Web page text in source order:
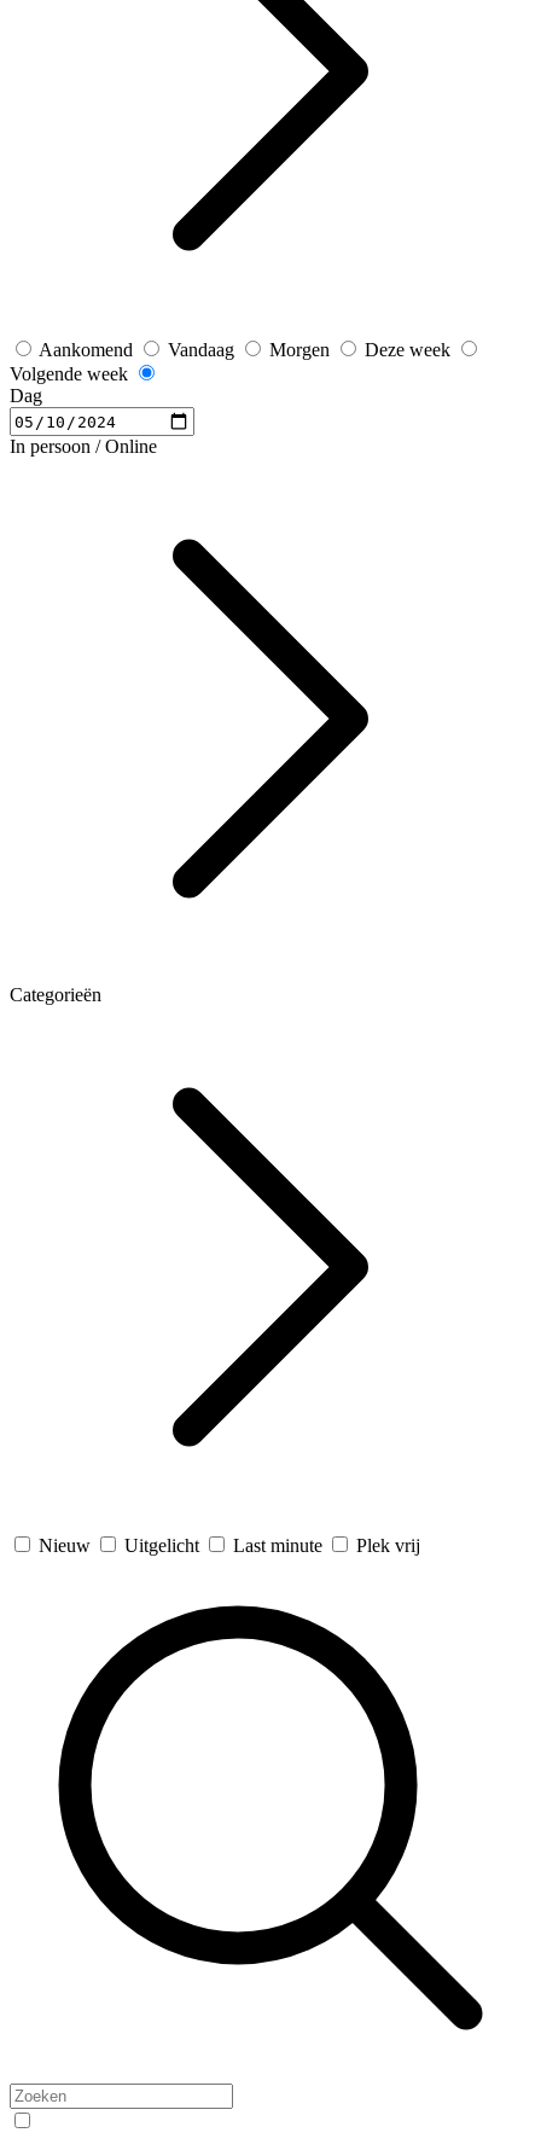
Aankomend Vandaag Morgen
Deze week
Volgende week
Dag
In persoon / Online
Categorieën
Nieuw Uitgelicht Last minute Plek vrij